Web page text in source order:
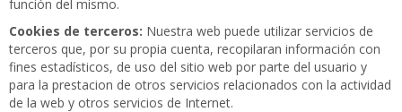
función del mismo.
Cookies de terceros: Nuestra web puede utilizar servicios de
terceros que, por su propia cuenta, recopilaran información con
fines estadísticos, de uso del sitio web por parte del usuario y
para la prestacion de otros servicios relacionados con la actividad
de la web y otros servicios de Internet.